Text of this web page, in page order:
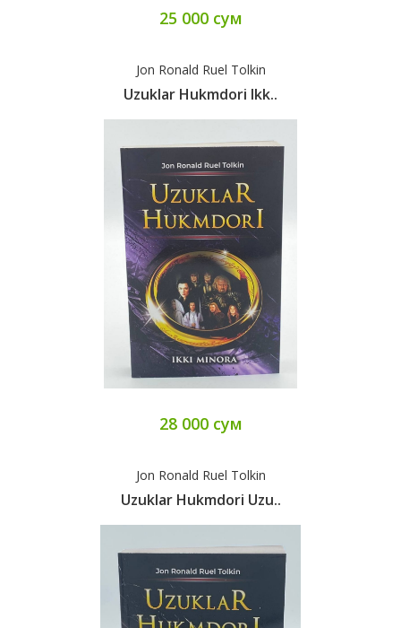
25 000 сум
Jon Ronald Ruel Tolkin
Uzuklar Hukmdori Ikk..
28 000 сум
Jon Ronald Ruel Tolkin
Uzuklar Hukmdori Uzu..